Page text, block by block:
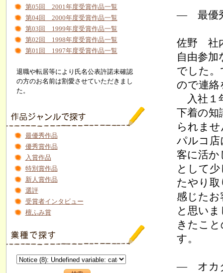
第05回 2001年度受賞作品一覧
第04回 2000年度受賞作品一覧
第03回 1999年度受賞作品一覧
第02回 1998年度受賞作品一覧
第01回 1997年度受賞作品一覧
退職や転居等により氏名公表許諾未確認
の方のお名前は割愛させていただきまし
た。
最優秀作品
優秀賞作品
入賞作品
特別賞作品
新人賞作品
選評
受賞者インタビュー
檀ふみ賞
― 最優
佐野 社
自由参
でした
ので連絡
入社１
下着の知
られま
パルコ店
客に活か
として
たやり
感じた
と思い
きたこ
す。
― オカ